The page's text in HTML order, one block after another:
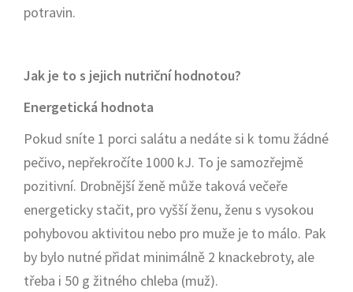
potravin.
Jak je to s jejich nutriční hodnotou?
Energetická hodnota
Pokud sníte 1 porci salátu a nedáte si k tomu žádné
pečivo, nepřekročíte 1000 kJ. To je samozřejmě
pozitivní. Drobnější ženě může taková večeře
energeticky stačit, pro vyšší ženu, ženu s vysokou
pohybovou aktivitou nebo pro muže je to málo. Pak
by bylo nutné přidat minimálně 2 knackebroty, ale
třeba i 50 g žitného chleba (muž).